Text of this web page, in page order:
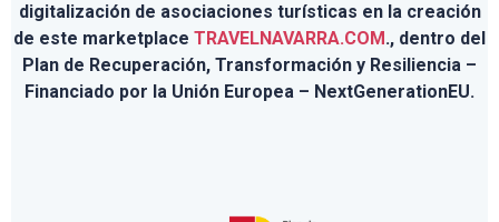
digitalización de asociaciones turísticas en la creación
de este marketplace TRAVELNAVARRA.COM., dentro del
Plan de Recuperación, Transformación y Resiliencia –
Financiado por la Unión Europea – NextGenerationEU.